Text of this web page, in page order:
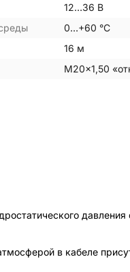
12…36 В
0…+60 °С
16 м
M20×1,50
в кабеле